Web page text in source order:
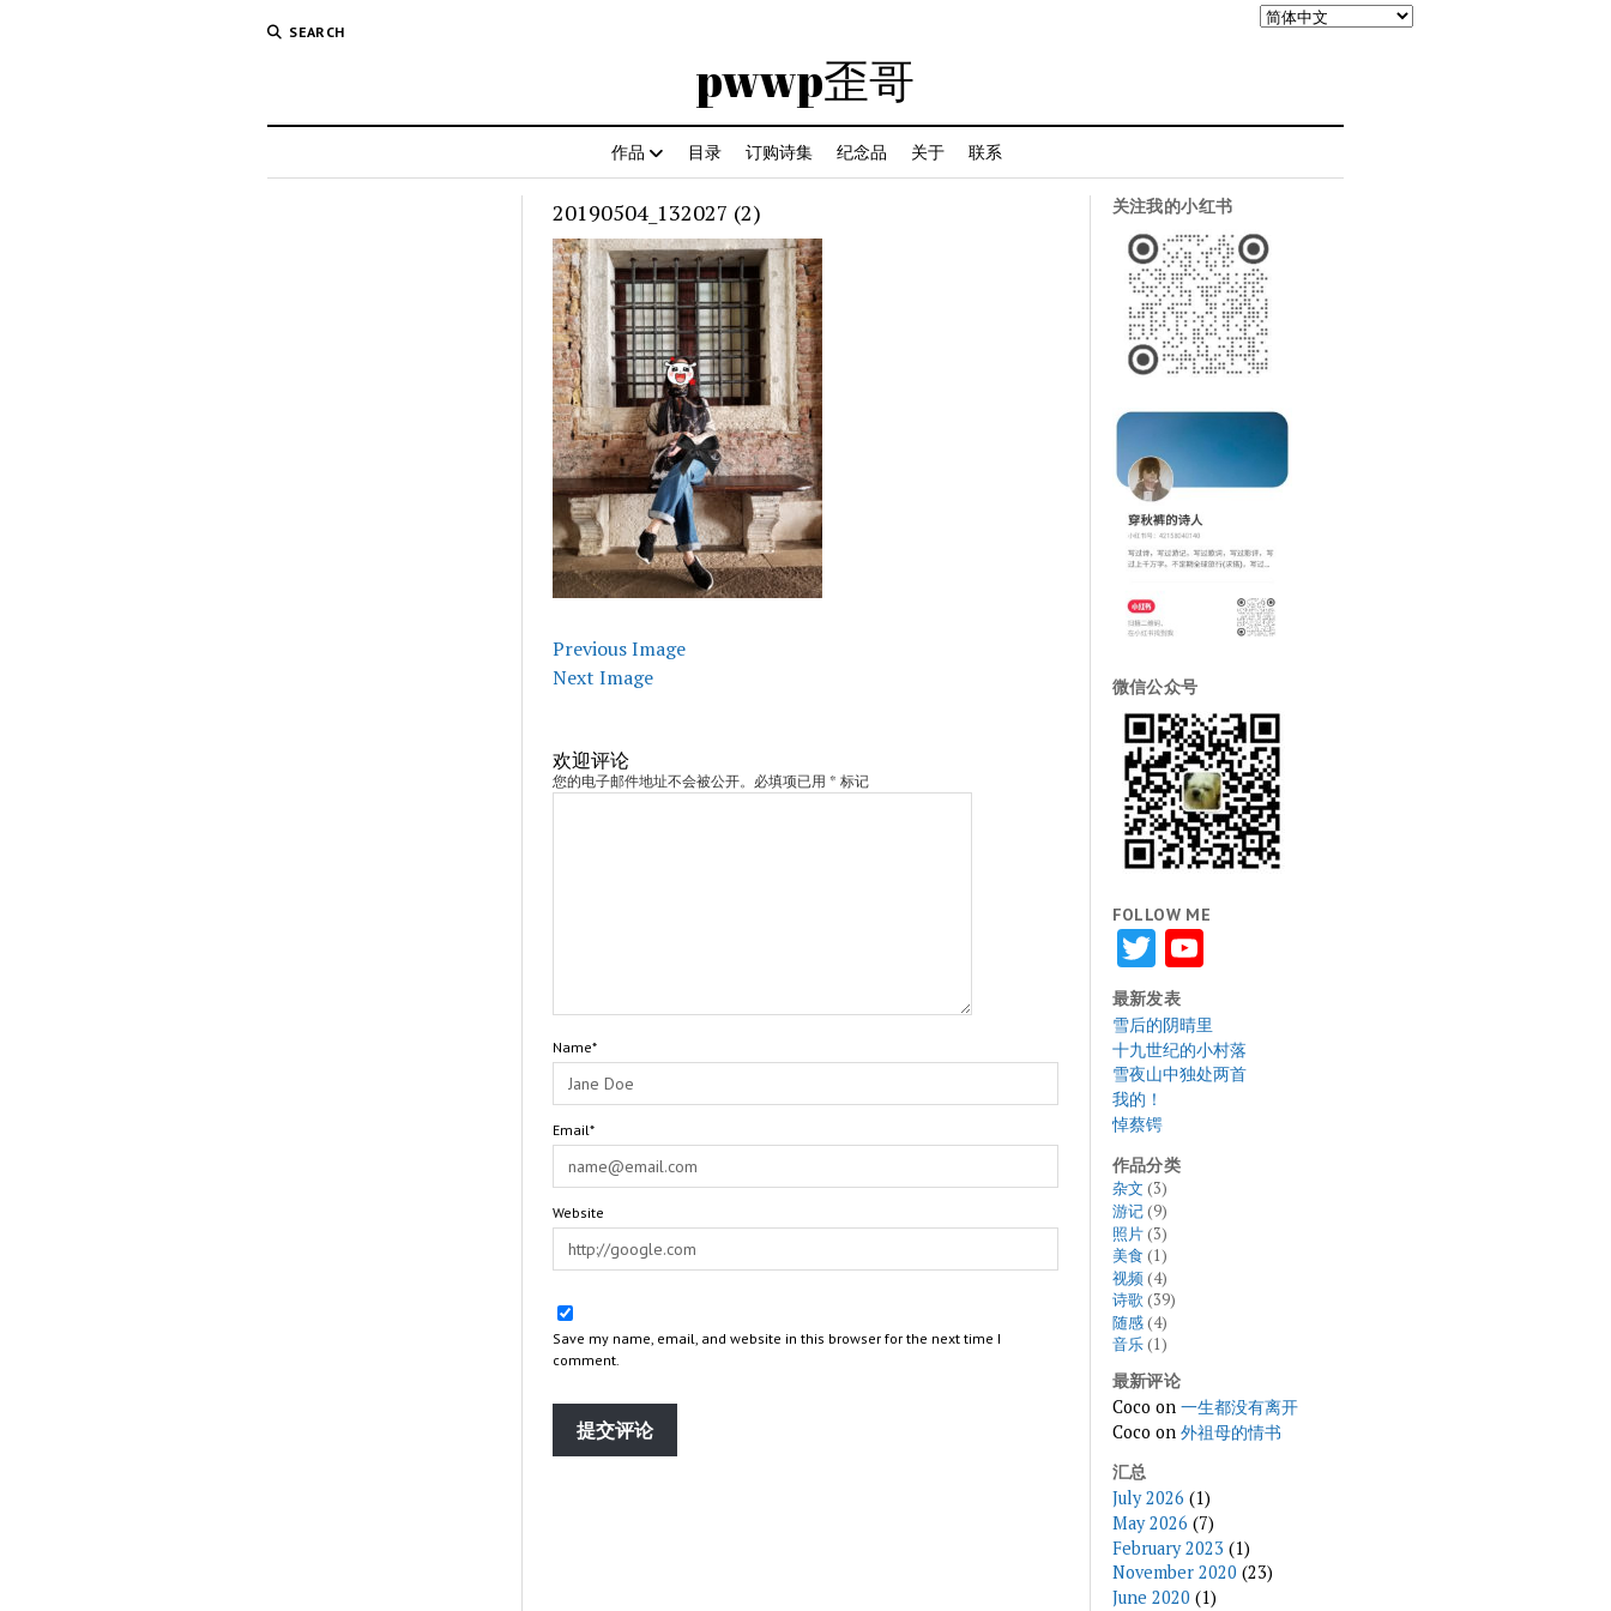
SEARCH
pwwp歪哥
作品 目录 订购诗集 纪念品 关于 联系
20190504_132027 (2)
Previous Image
Next Image
欢迎评论
您的电子邮件地址不会被公开。必填项已用 * 标记
Name*
Email*
Website
Save my name, email, and website in this browser for the next time I
comment.
关注我的小红书
微信公众号
FOLLOW ME
TwitterYouTube
最新发表
雪后的阴晴里
十九世纪的小村落
雪夜山中独处两首
我的！
悼蔡锷
作品分类
杂文 (3)
游记(9)
照片(3)
美食 (1)
视频(4)
诗歌 (39)
随感(4)
音乐(1)
最新评论
Coco on 一生都没有离开
Coco on 外祖母的情书
汇总
July 2026 (1)
May 2026 (7)
February 2023 (1)
November 2020 (23)
June 2020 (1)